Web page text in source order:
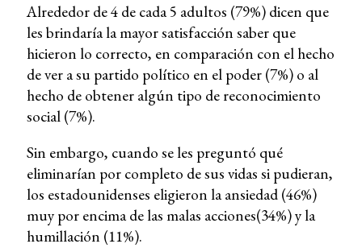
Alrededor de 4 de cada 5 adultos (79%) dicen que
les brindaría la mayor satisfacción saber que
hicieron lo correcto, en comparación con el hecho
de ver a su partido político en el poder (7%) o al
hecho de obtener algún tipo de reconocimiento
social (7%).
Sin embargo, cuando se les preguntó qué
eliminarían por completo de sus vidas si pudieran,
los estadounidenses eligieron la ansiedad (46%)
muy por encima de las malas acciones(34%) y la
humillación (11%).